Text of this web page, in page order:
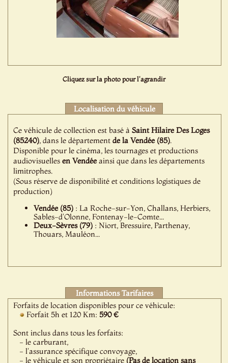
Cliquez sur la photo pour l'agrandir
Localisation du véhicule
Ce véhicule de collection est basé àSaint Hilaire Des Loges
(85240), dans le départementde la Vendée (85).
Disponible pour le cinéma, les tournages et productions
audiovisuellesen Vendéeainsi que dans les départements
limitrophes.
(Sous réserve de disponibilité et conditions logistiques de
production)
Vendée (85) : La Roche-sur-Yon, Challans, Herbiers,
Sables-d'Olonne, Fontenay-le-Comte...
Deux-Sèvres (79) : Niort, Bressuire, Parthenay,
Thouars, Mauléon...
Informations Tarifaires
Forfaits de location disponibles pour ce véhicule:
Forfait 5h et 120 Km:590 €
Sont inclus dans tous les forfaits:
- le carburant,
- l'assurance spécifique convoyage,
- le véhicule et son propriétaire (Pas de location sans